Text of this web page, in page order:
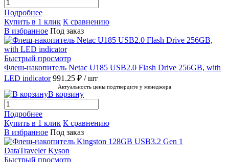
Подробнее
Купить в 1 клик К сравнению
В избранное Под заказ
Быстрый просмотр
Флеш-накопитель Netac U185 USB2.0 Flash Drive 256GB, with
LED indicator 991.25 ₽ / шт
Актуальность цены подтвердите у менеджера
В корзину
Подробнее
Купить в 1 клик К сравнению
В избранное Под заказ
Быстрый просмотр